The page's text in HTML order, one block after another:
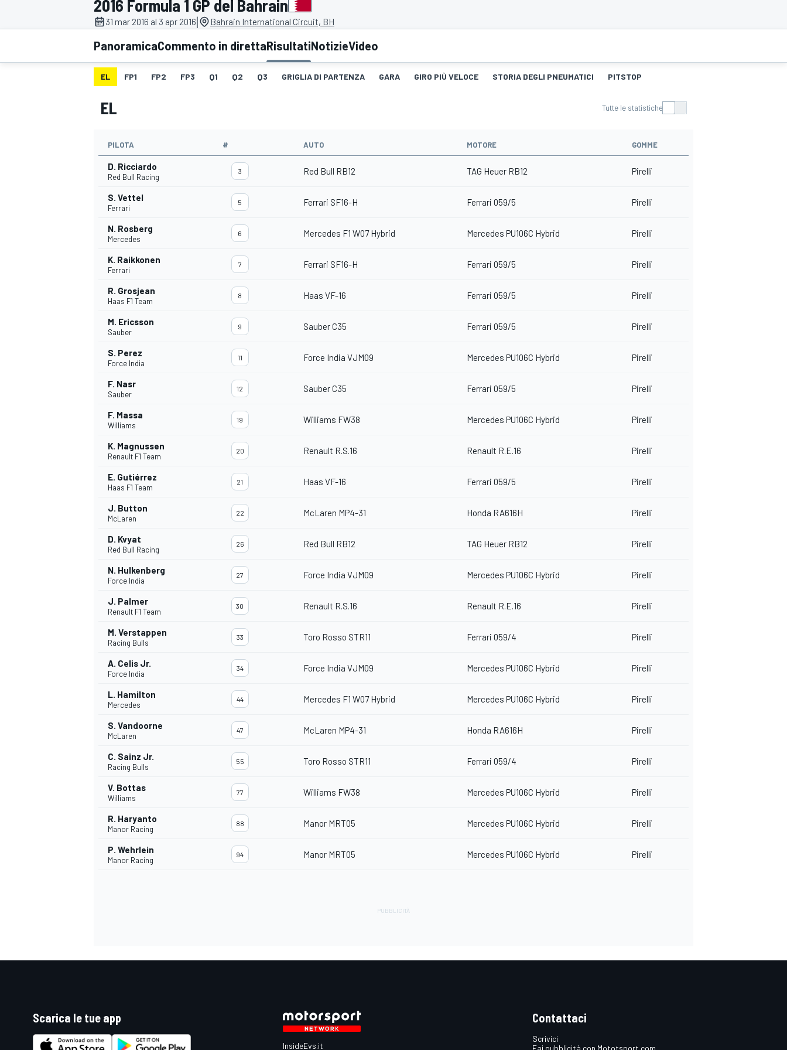
MOTOGP WEC
WRC
MONOPOSTO
2016 Formula 1 GP del Bahrain
31 mar 2016 al 3 apr 2016| Bahrain International Circuit, BH
PanoramicaCommento in direttaRisultatiNotizieVideo
EL FP1 FP2 FP3 Q1 Q2 Q3 GRIGLIA DI PARTENZA GARA GIRO PIÙ VELOCE STORIA DEGLI PNEUMATICI PITSTOP
EL Tutte le statistiche
PILOTA # AUTO MOTORE GOMME
D. Ricciardo
Red Bull Racing
3 Red Bull RB12 TAG Heuer RB12 Pirelli
S. Vettel
Ferrari
5 Ferrari SF16-H Ferrari 059/5 Pirelli
N. Rosberg
Mercedes
6 Mercedes F1 W07 Hybrid Mercedes PU106C Hybrid Pirelli
K. Raikkonen
Ferrari
7 Ferrari SF16-H Ferrari 059/5 Pirelli
R. Grosjean
Haas F1 Team
8 Haas VF-16 Ferrari 059/5 Pirelli
M. Ericsson
Sauber
9 Sauber C35 Ferrari 059/5 Pirelli
S. Perez
Force India
11 Force India VJM09 Mercedes PU106C Hybrid Pirelli
F. Nasr
Sauber
12 Sauber C35 Ferrari 059/5 Pirelli
F. Massa
Williams
19 Williams FW38 Mercedes PU106C Hybrid Pirelli
K. Magnussen
Renault F1 Team
20 Renault R.S.16 Renault R.E.16 Pirelli
E. Gutiérrez
Haas F1 Team
21 Haas VF-16 Ferrari 059/5 Pirelli
J. Button
McLaren
22 McLaren MP4-31 Honda RA616H Pirelli
D. Kvyat
Red Bull Racing
26 Red Bull RB12 TAG Heuer RB12 Pirelli
N. Hulkenberg
Force India
27 Force India VJM09 Mercedes PU106C Hybrid Pirelli
J. Palmer
Renault F1 Team
30 Renault R.S.16 Renault R.E.16 Pirelli
M. Verstappen
Racing Bulls
33 Toro Rosso STR11 Ferrari 059/4 Pirelli
A. Celis Jr.
Force India
34 Force India VJM09 Mercedes PU106C Hybrid Pirelli
L. Hamilton
Mercedes
44 Mercedes F1 W07 Hybrid Mercedes PU106C Hybrid Pirelli
S. Vandoorne
McLaren
47 McLaren MP4-31 Honda RA616H Pirelli
C. Sainz Jr.
Racing Bulls
55 Toro Rosso STR11 Ferrari 059/4 Pirelli
V. Bottas
Williams
77 Williams FW38 Mercedes PU106C Hybrid Pirelli
R. Haryanto
Manor Racing
88 Manor MRT05 Mercedes PU106C Hybrid Pirelli
P. Wehrlein
Manor Racing
94 Manor MRT05 Mercedes PU106C Hybrid Pirelli
Scarica le tue app
InsideEvs.it
Contattaci
Scrivici
Fai pubblicità con Mototsport.com